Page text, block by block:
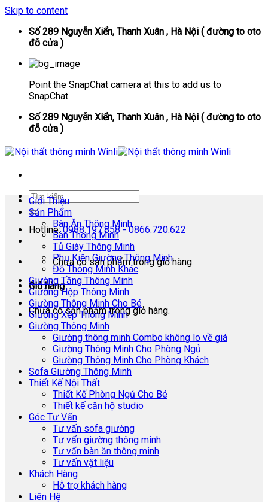
Skip to content
Số 289 Nguyễn Xiển, Thanh Xuân , Hà Nội ( đường to oto
đỗ cửa )
Point the SnapChat camera at this to add us to
SnapChat.
Số 289 Nguyễn Xiển, Thanh Xuân , Hà Nội ( đường to oto
đỗ cửa )
Hotline:0988.197.858 - 0866.720.622
Chưa có sản phẩm trong giỏ hàng.
Giỏ hàng
Chưa có sản phẩm trong giỏ hàng.
Giới Thiệu
Sản Phẩm
Bàn Ăn Thông Minh
Bàn Thông Minh
Tủ Giày Thông Minh
Phụ Kiện Giường Thông Minh
Đồ Thông Minh Khác
Giường Tầng Thông Minh
Giường Hộp Thông Minh
Giường Thông Minh Cho Bé
Giường Xếp Thông Minh
Giường Thông Minh
Giường thông minh Combo không lo về giá
Giường Thông Minh Cho Phòng Ngủ
Giường Thông Minh Cho Phòng Khách
Sofa Giường Thông Minh
Thiết Kế Nội Thất
Thiết Kế Phòng Ngủ Cho Bé
Thiết kế căn hộ studio
Góc Tư Vấn
Tư vấn sofa giường
Tư vấn giường thông minh
Tư vấn bàn ăn thông minh
Tư vấn vật liệu
Khách Hàng
Hỗ trợ khách hàng
Liên Hệ